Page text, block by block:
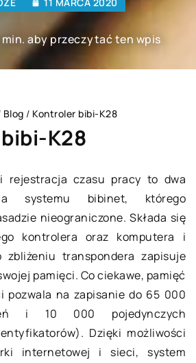
11 MARCA 2020
aby przeczytać ten wpis
Blog / Kontroler bibi-K28
K28
rejestracja czasu pracy to dwa
systemu bibinet, którego
nieograniczone. Składa się
kontrolera oraz komputera i
transpondera zapisuje
pamięci. Co ciekawe, pamięć
pozwala na zapisanie do 65 000
i 10 000 pojedynczych
Dzięki możliwości
internetowej i sieci, system